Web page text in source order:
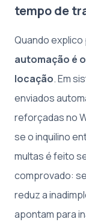
tempo de
Quando
automação é
locação. Em
enviados
reforçadas no
se o inquilino
multas é feito
comprovado:
reduz a
apontam para